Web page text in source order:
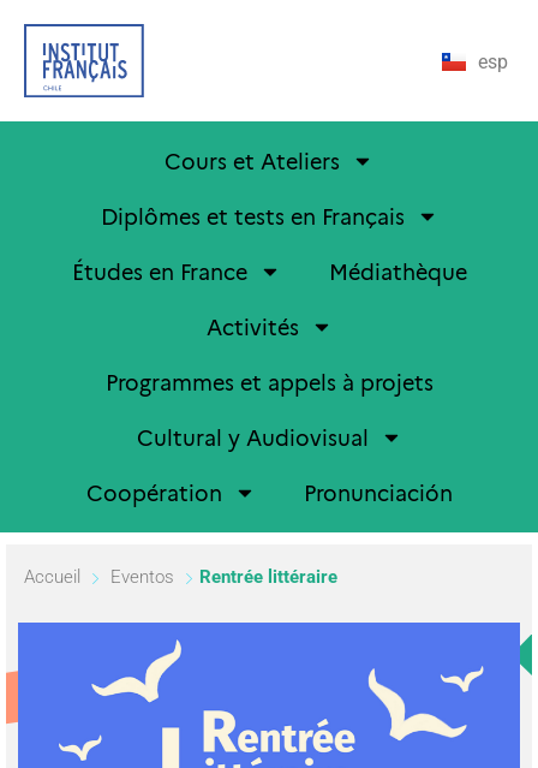
esp
Cours et Ateliers
Diplômes et tests en Français
Études en France
Médiathèque
Activités
Programmes et appels à projets
Cultural y Audiovisual
Coopération
Pronunciación
Accueil Eventos Rentrée littéraire